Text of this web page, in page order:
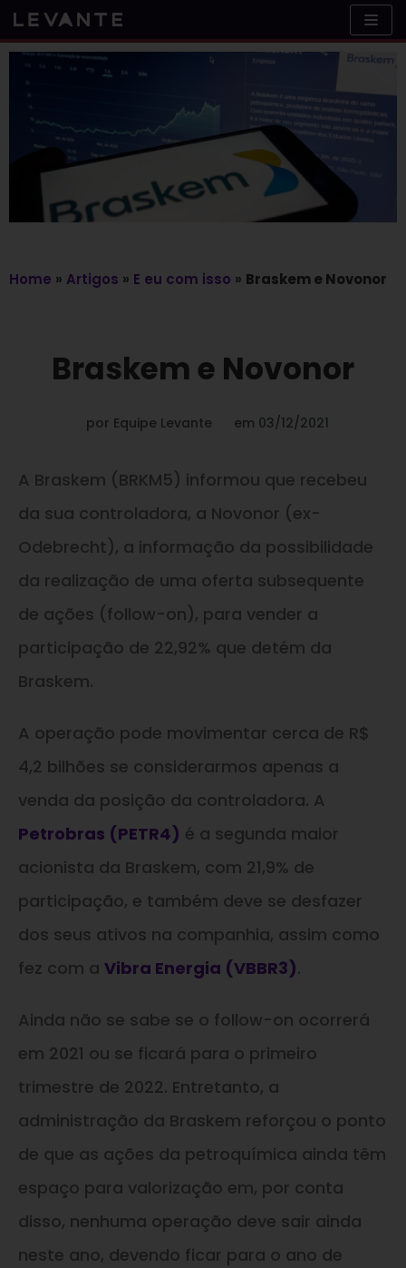
Skip
to
content
Home » Artigos » E eu com isso » Braskem e Novonor
Braskem e Novonor
por Equipe Levante em 03/12/2021
A Braskem (BRKM5) informou que recebeu
da sua controladora, a Novonor (ex-
Odebrecht), a informação da possibilidade
da realização de uma oferta subsequente
de ações (follow-on), para vender a
participação de 22,92% que detém da
Braskem.
A operação pode movimentar cerca de R$
4,2 bilhões se considerarmos apenas a
venda da posição da controladora. A
Petrobras (PETR4) é a segunda maior
acionista da Braskem, com 21,9% de
participação, e também deve se desfazer
dos seus ativos na companhia, assim como
fez com a Vibra Energia (VBBR3).
Ainda não se sabe se o follow-on ocorrerá
em 2021 ou se ficará para o primeiro
trimestre de 2022. Entretanto, a
administração da Braskem reforçou o ponto
de que as ações da petroquímica ainda têm
espaço para valorização em, por conta
disso, nenhuma operação deve sair ainda
neste ano, devendo ficar para o ano de